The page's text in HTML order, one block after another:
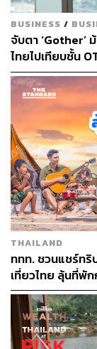
Worth it
ด้วยความเ
Riverside
ใหญ่ แต่แล
ที่นี่กิจกรร
ชมวิถีชีวิตค
ใหญ่ แวะน
ปากน้ำ เข
ก็ได้
นอกจากกิ
BUSINESS /
จับตา ‘Gother’
ไทยไปเทียบชั้น
THAILAND
ททท. ชวนแชร์ทริ
เที่ยวไทย ลุ้นที่พั